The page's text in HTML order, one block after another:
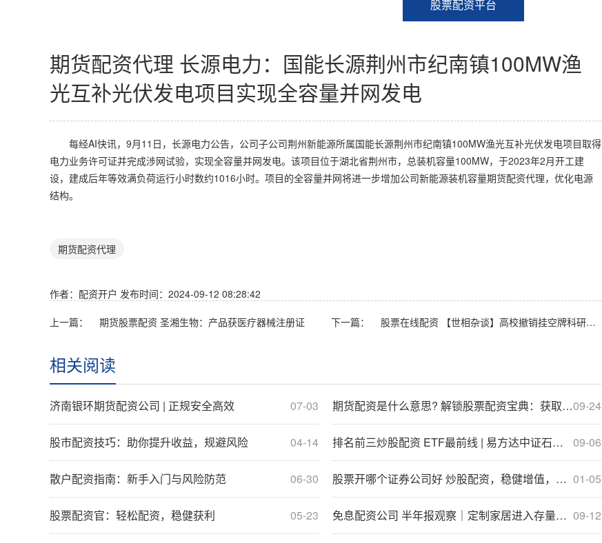
股票配资平台
期货配资代理 长源电力：国能长源荆州市纪南镇100MW渔
光互补光伏发电项目实现全容量并网发电
每经AI快讯，9月11日，长源电力公告，公司子公司荆州新能源所属国能长源荆州市纪南镇100MW渔光互补光伏发电项目取得
电力业务许可证并完成涉网试验，实现全容量并网发电。该项目位于湖北省荆州市，总装机容量100MW，于2023年2月开工建
设，建成后年等效满负荷运行小时数约1016小时。项目的全容量并网将进一步增加公司新能源装机容量期货配资代理，优化电源
结构。
期货配资代理
作者：配资开户 发布时间：2024-09-12 08:28:42
上一篇： 期货股票配资 圣湘生物：产品获医疗器械注册证 下一篇： 股票在线配资 【世相杂谈】高校撤销挂空牌科研机构不仅是一种自净
相关阅读
07-03
济南银环期货配资公司 | 正规安全高效 09-24
期货配资是什么意思? 解锁股票配资宝典：获取丰富资源，助你投资无忧
04-14
股市配资技巧：助你提升收益，规避风险 09-06
排名前三炒股配资 ETF最前线 | 易方达中证石化产业ETF(516570)下跌0.44%，电池隔膜主题走弱
06-30
散户配资指南：新手入门与风险防范 01-05
股票开哪个证券公司好 炒股配资，稳健增值，轻松获利
05-23
股票配资官：轻松配资，稳健获利 09-12
免息配资公司 半年报观察｜定制家居进入存量竞争期 多企业业绩承压、加速转型